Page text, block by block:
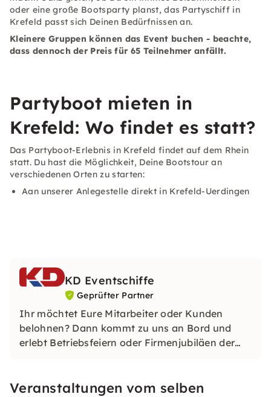
oder eine große Bootsparty planst, das Partyschiff in
Krefeld passt sich Deinen Bedürfnissen an.
Kleinere Gruppen können das Event buchen - beachte,
dass dennoch der Preis für 65 Teilnehmer anfällt.
Partyboot mieten in
Krefeld: Wo findet es statt?
Das Partyboot-Erlebnis in Krefeld findet auf dem Rhein
statt. Du hast die Möglichkeit, Deine Bootstour an
verschiedenen Orten zu starten:
Aan unserer Anlegestelle direkt in Krefeld-Uerdingen
KD Eventschiffe
Geprüfter Partner
Ihr möchtet Eure Mitarbeiter oder Kunden
belohnen? Dann kommt zu uns an Bord und
erlebt Betriebsfeiern oder Firmenjubiläen der
Veranstaltungen vom selben